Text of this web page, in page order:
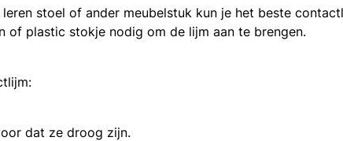
stoel of ander meubelstuk kun je het beste
of plastic stokje nodig om de lijm aan te brengen.
dat ze droog zijn.